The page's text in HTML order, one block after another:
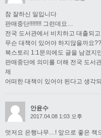
참 잘하신 일입니다
판매중단!!!!!!!! 그런데요…
전국 도서관에서 비치하고 대출되
무슨 대책이 있어야 하지않을까요
북스토리 1:1문의에도 글을 남겼지
판매중단에 의미를 더해 전국 도서
제
어떠한 대책이 있어야 된다고 생각
안윤수
2017.04.08 1:03 오후
멋저요 은행나무…! 앞으로 좋은 책